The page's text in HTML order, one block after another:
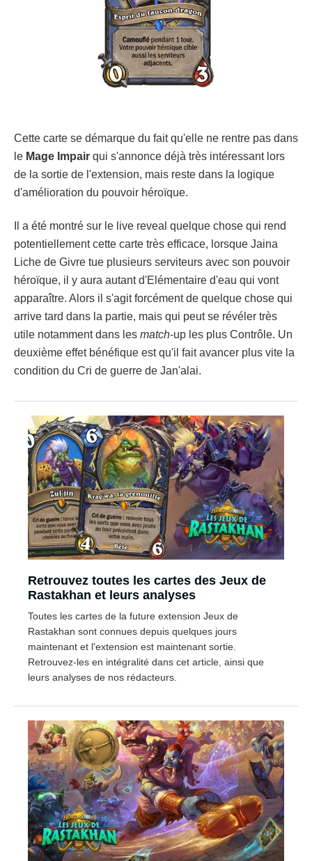
Cette carte se démarque du fait qu'elle ne rentre pas dans
le Mage Impair qui s'annonce déjà très intéressant lors
de la sortie de l'extension, mais reste dans la logique
d'amélioration du pouvoir héroïque.
Il a été montré sur le live reveal quelque chose qui rend
potentiellement cette carte très efficace, lorsque Jaina
Liche de Givre tue plusieurs serviteurs avec son pouvoir
héroïque, il y aura autant d'Elémentaire d'eau qui vont
apparaître. Alors il s'agit forcément de quelque chose qui
arrive tard dans la partie, mais qui peut se révéler très
utile notamment dans les match-up les plus Contrôle. Un
deuxième effet bénéfique est qu'il fait avancer plus vite la
condition du Cri de guerre de Jan'alai.
Retrouvez toutes les cartes des Jeux de
Rastakhan et leurs analyses
Toutes les cartes de la future extension Jeux de
Rastakhan sont connues depuis quelques jours
maintenant et l'extension est maintenant sortie.
Retrouvez-les en intégralité dans cet article, ainsi que
leurs analyses de nos rédacteurs.